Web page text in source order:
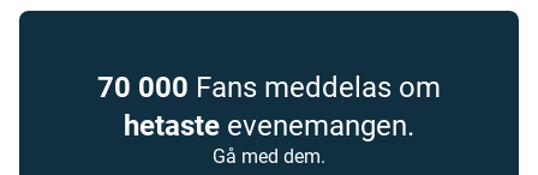
70 000 Fans meddelas om
hetaste evenemangen.
Gå med dem.